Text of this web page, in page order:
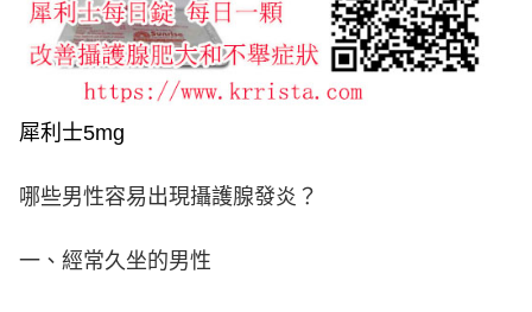
犀利士5mg
哪些男性容易出現攝護腺發炎？
一、經常久坐的男性